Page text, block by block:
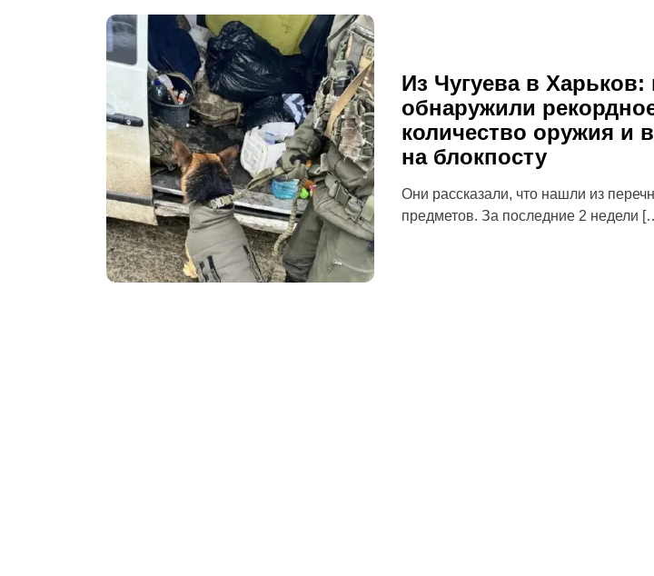
Из Чугуева в
обнаружили
количество оружия и
на блокпосту
Они рассказали, что нашли из
предметов. За последние 2 недели